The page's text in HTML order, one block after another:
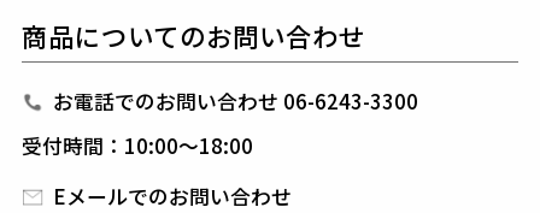
ーティさを表現しています。右ももにはデルピエロオ
リジナルワッペン、左もも後ろには1PIU1UGUALE3
刺繍をイタリアンカラーで施し、春夏らしくスポーテ
ィーに仕上げています。
ロとのコラボ企画としてイタリアのイメージを表現し
ています。
商品についてのお問い合わせ
お電話でのお問い合わせ 06-6243-3300
受付時間：10:00～18:00
Eメールでのお問い合わせ